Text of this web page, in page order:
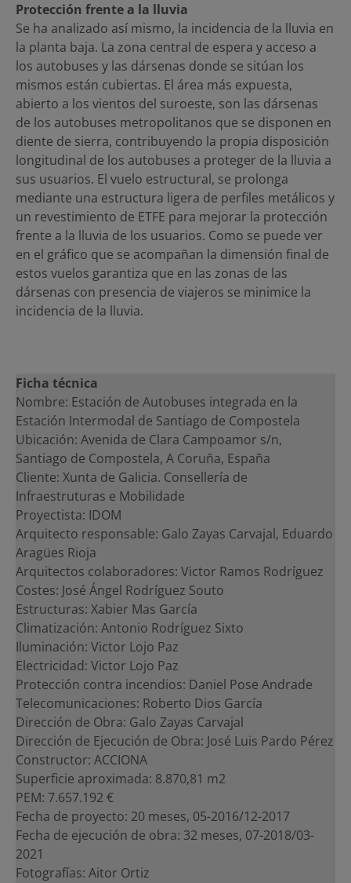
Protección frente a la lluvia
Se ha analizado así mismo, la incidencia de la lluvia en
la planta baja. La zona central de espera y acceso a
los autobuses y las dársenas donde se sitúan los
mismos están cubiertas. El área más expuesta,
abierto a los vientos del suroeste, son las dársenas
de los autobuses metropolitanos que se disponen en
diente de sierra, contribuyendo la propia disposición
longitudinal de los autobuses a proteger de la lluvia a
sus usuarios. El vuelo estructural, se prolonga
mediante una estructura ligera de perfiles metálicos y
un revestimiento de ETFE para mejorar la protección
frente a la lluvia de los usuarios. Como se puede ver
en el gráfico que se acompañan la dimensión final de
estos vuelos garantiza que en las zonas de las
dársenas con presencia de viajeros se minimice la
incidencia de la lluvia.
Ficha técnica
Nombre: Estación de Autobuses integrada en la
Estación Intermodal de Santiago de Compostela
Ubicación: Avenida de Clara Campoamor s/n,
Santiago de Compostela, A Coruña, España
Cliente: Xunta de Galicia. Consellería de
Infraestruturas e Mobilidade
Proyectista: IDOM
Arquitecto responsable: Galo Zayas Carvajal, Eduardo
Aragües Rioja
Arquitectos colaboradores: Victor Ramos Rodríguez
Costes: José Ángel Rodríguez Souto
Estructuras: Xabier Mas García
Climatización: Antonio Rodríguez Sixto
Iluminación: Victor Lojo Paz
Electricidad: Victor Lojo Paz
Protección contra incendios: Daniel Pose Andrade
Telecomunicaciones: Roberto Dios García
Dirección de Obra: Galo Zayas Carvajal
Dirección de Ejecución de Obra: José Luis Pardo Pérez
Constructor: ACCIONA
Superficie aproximada: 8.870,81 m2
PEM: 7.657.192 €
Fecha de proyecto: 20 meses, 05-2016/12-2017
Fecha de ejecución de obra: 32 meses, 07-2018/03-
2021
Fotografías: Aitor Ortiz